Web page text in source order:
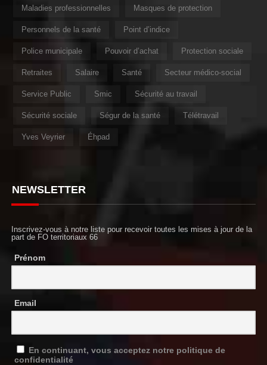
Maladies professionnelles Masques de protection
Personnels de la santé Point d’indice
Police municipale Pouvoir d’achat Protection sociale
Retraites Salaire Santé Secteur médico-social
Service Public Smic Sécurité au travail
Sécurité sociale Ségur de la santé Télétravail
Yves Veyrier Éhpad
NEWSLETTER
Inscrivez-vous à notre liste pour recevoir toutes les mises à jour de la
part de FO territoriaux 66
Prénom
Email
En continuant, vous acceptez notre politique de
confidentialité